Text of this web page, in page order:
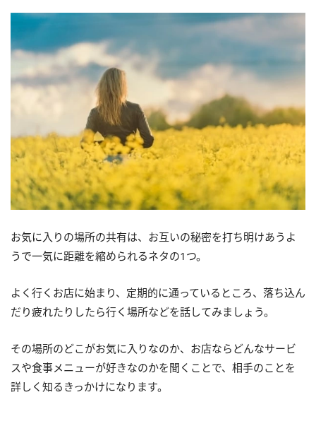
お気に入りの場所の共有は、お互いの秘密を打ち明けあうよ
うで一気に距離を縮められるネタの1つ。
よく行くお店に始まり、定期的に通っているところ、落ち込ん
だり疲れたりしたら行く場所などを話してみましょう。
その場所のどこがお気に入りなのか、お店ならどんなサービ
スや食事メニューが好きなのかを聞くことで、相手のことを
詳しく知るきっかけになります。